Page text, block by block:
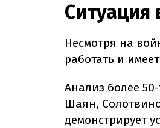
Ситуация
Несмотря на
работать и
Анализ более
Шаян,
демонстрирует